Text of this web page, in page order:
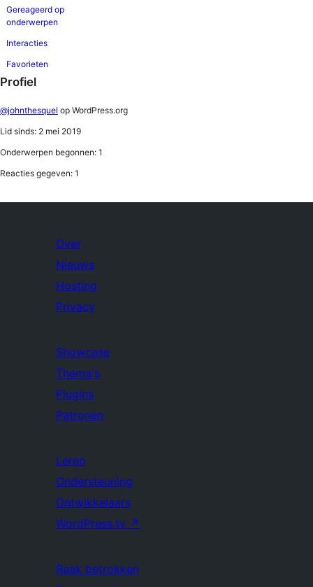
Gereageerd op
onderwerpen
Interacties
Favorieten
Profiel
@johnthesquel op WordPress.org
Lid sinds: 2 mei 2019
Onderwerpen begonnen: 1
Reacties gegeven: 1
Over
Nieuws
Hosting
Privacy
Showcase
Thema's
Plugins
Patronen
Leren
Ondersteuning
Ontwikkelaars
WordPress.tv ↗
Raak betrokken